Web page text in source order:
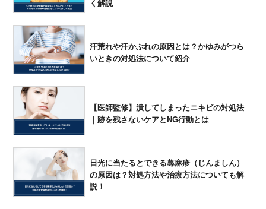
く解説
汗荒れや汗かぶれの原因とは？かゆみがつら
いときの対処法について紹介
【医師監修】潰してしまったニキビの対処法
｜跡を残さないケアとNG行動とは
日光に当たるとできる蕁麻疹（じんましん）
の原因は？対処方法や治療方法についても解
説！